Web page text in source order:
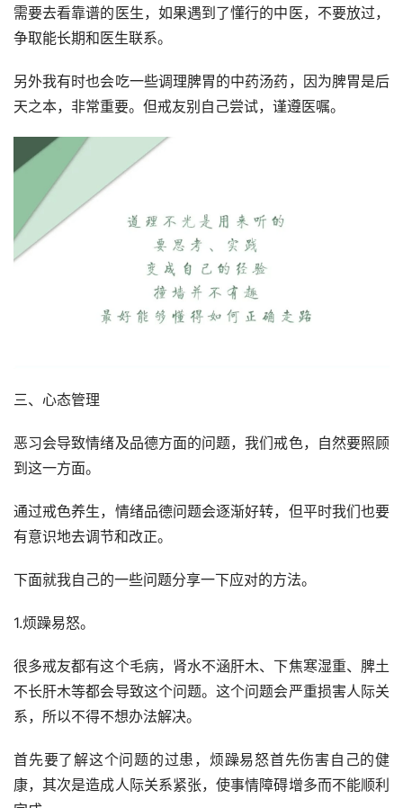
需要去看靠谱的医生，如果遇到了懂行的中医，不要放过，
争取能长期和医生联系。
另外我有时也会吃一些调理脾胃的中药汤药，因为脾胃是后
天之本，非常重要。但戒友别自己尝试，谨遵医嘱。
三、心态管理
恶习会导致情绪及品德方面的问题，我们戒色，自然要照顾
到这一方面。
通过戒色养生，情绪品德问题会逐渐好转，但平时我们也要
有意识地去调节和改正。
下面就我自己的一些问题分享一下应对的方法。
1.烦躁易怒。
很多戒友都有这个毛病，肾水不涵肝木、下焦寒湿重、脾土
不长肝木等都会导致这个问题。这个问题会严重损害人际关
系，所以不得不想办法解决。
首先要了解这个问题的过患，烦躁易怒首先伤害自己的健
康，其次是造成人际关系紧张，使事情障碍增多而不能顺利